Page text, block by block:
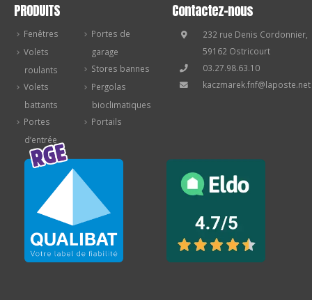
PRODUITS
Fenêtres
Volets
roulants
Volets
battants
Portes
d’entrée
Portes de
garage
Stores bannes
Pergolas
bioclimatiques
Portails
Contactez-nous
232 rue Denis Cordonnier,
59162 Ostricourt
03.27.98.63.10
kaczmarek.fnf@laposte.net